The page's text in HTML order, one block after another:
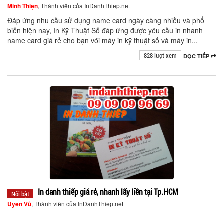
Minh Thiện, Thành viên của InDanhThiep.net
Đáp ứng nhu cầu sử dụng name card ngày càng nhiều và phổ
biến hiện nay, In Kỹ Thuật Số đáp ứng được yêu cầu in nhanh
name card giá rẻ cho bạn với máy in kỹ thuật số và máy in...
ĐỌC TIẾP
828 lượt xem
Nổi bật In danh thiếp giá rẻ, nhanh lấy liền tại Tp.HCM
Uyên Vũ, Thành viên của InDanhThiep.net